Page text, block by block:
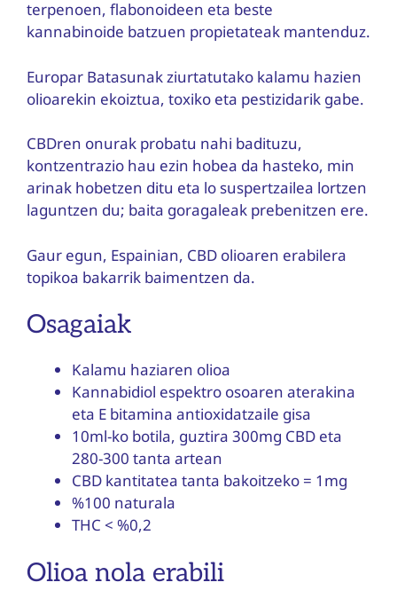
terpenoen, flabonoideen eta beste
kannabinoide batzuen propietateak mantenduz.
Europar Batasunak ziurtatutako kalamu hazien
olioarekin ekoiztua, toxiko eta pestizidarik gabe.
CBDren onurak probatu nahi badituzu,
kontzentrazio hau ezin hobea da hasteko, min
arinak hobetzen ditu eta lo suspertzailea lortzen
laguntzen du; baita goragaleak prebenitzen ere.
Gaur egun, Espainian, CBD olioaren erabilera
topikoa bakarrik baimentzen da.
Osagaiak
Kalamu haziaren olioa
Kannabidiol espektro osoaren aterakina
eta E bitamina antioxidatzaile gisa
10ml-ko botila, guztira 300mg CBD eta
280-300 tanta artean
CBD kantitatea tanta bakoitzeko = 1mg
%100 naturala
THC < %0,2
Olioa nola erabili